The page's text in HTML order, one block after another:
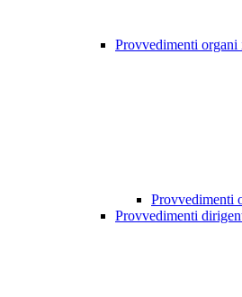
Provvedimenti
Provvedimenti
Provvedimenti